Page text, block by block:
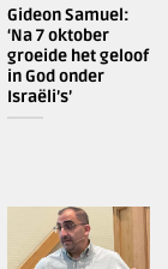
Gideon Samuel:
‘Na 7 oktober
groeide het geloof
in God onder
Israëli’s’